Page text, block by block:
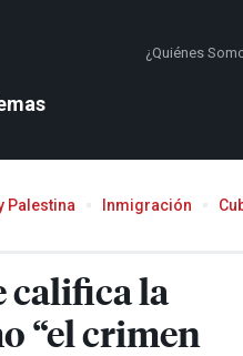
¿Quiénes
Palestina Inmigración
califica la
“el crimen